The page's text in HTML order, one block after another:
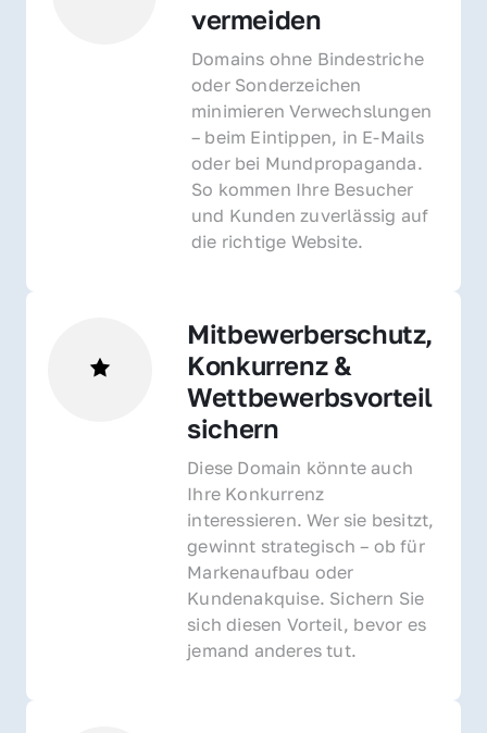
vermeiden
Domains ohne Bindestriche
oder Sonderzeichen
minimieren Verwechslungen
– beim Eintippen, in E-Mails
oder bei Mundpropaganda.
So kommen Ihre Besucher
und Kunden zuverlässig auf
die richtige Website.
Mitbewerberschutz,
Konkurrenz &
Wettbewerbsvorteil
sichern
Diese Domain könnte auch
Ihre Konkurrenz
interessieren. Wer sie besitzt,
gewinnt strategisch – ob für
Markenaufbau oder
Kundenakquise. Sichern Sie
sich diesen Vorteil, bevor es
jemand anderes tut.